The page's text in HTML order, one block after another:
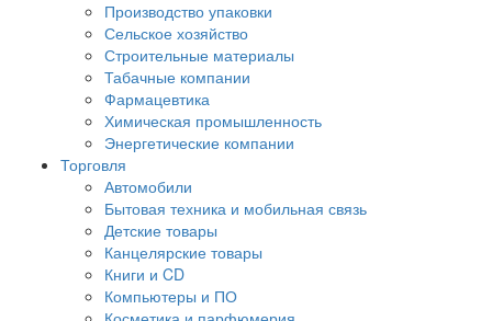
Производство упаковки
Сельское хозяйство
Строительные материалы
Табачные компании
Фармацевтика
Химическая промышленность
Энергетические компании
Торговля
Автомобили
Бытовая техника и мобильная связь
Детские товары
Канцелярские товары
Книги и CD
Компьютеры и ПО